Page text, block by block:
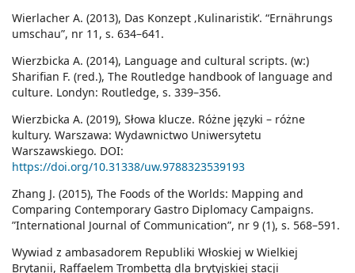
Wierlacher A. (2013), Das Konzept ‚Kulinaristik‘. “Ernährungs
umschau”, nr 11, s. 634–641.
Wierzbicka A. (2014), Language and cultural scripts. (w:)
Sharifian F. (red.), The Routledge handbook of language and
culture. Londyn: Routledge, s. 339–356.
Wierzbicka A. (2019), Słowa klucze. Różne języki – różne
kultury. Warszawa: Wydawnictwo Uniwersytetu
Warszawskiego. DOI:
https://doi.org/10.31338/uw.9788323539193
Zhang J. (2015), The Foods of the Worlds: Mapping and
Comparing Contemporary Gastro Diplomacy Campaigns.
”International Journal of Communication”, nr 9 (1), s. 568–591.
Wywiad z ambasadorem Republiki Włoskiej w Wielkiej
Brytanii, Raffaelem Trombettą dla brytyjskiej stacji